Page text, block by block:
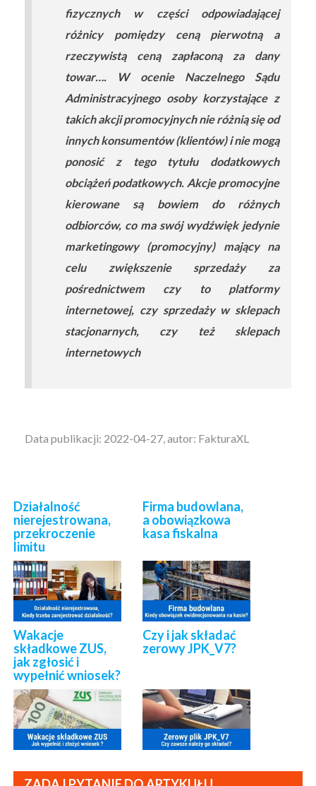
fizycznych w części odpowiadającej
różnicy pomiędzy ceną pierwotną a
rzeczywistą ceną zapłaconą za dany
towar…. W ocenie Naczelnego Sądu
Administracyjnego osoby korzystające z
takich akcji promocyjnych nie różnią się od
innych konsumentów (klientów) i nie mogą
ponosić z tego tytułu dodatkowych
obciążeń podatkowych. Akcje promocyjne
kierowane są bowiem do różnych
odbiorców, co ma swój wydźwięk jedynie
marketingowy (promocyjny) mający na
celu zwiększenie sprzedaży za
pośrednictwem czy to platformy
internetowej, czy sprzedaży w sklepach
stacjonarnych, czy też sklepach
internetowych
Data publikacji: 2022-04-27, autor: FakturaXL
Działalność
nierejestrowana,
przekroczenie
limitu
Firma budowlana,
a obowiązkowa
kasa fiskalna
Wakacje
składkowe ZUS,
jak zgłosić i
wypełnić wniosek?
Czy i jak składać
zerowy JPK_V7?